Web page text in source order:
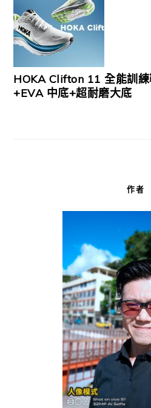
HOKA Clifton 11 全能訓
+EVA 中底+超耐磨大底
作者